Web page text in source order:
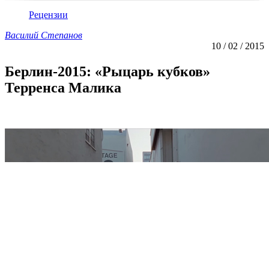
Рецензии
Василий Степанов
10 / 02 / 2015
Берлин-2015: «Рыцарь кубков»
Терренса Малика